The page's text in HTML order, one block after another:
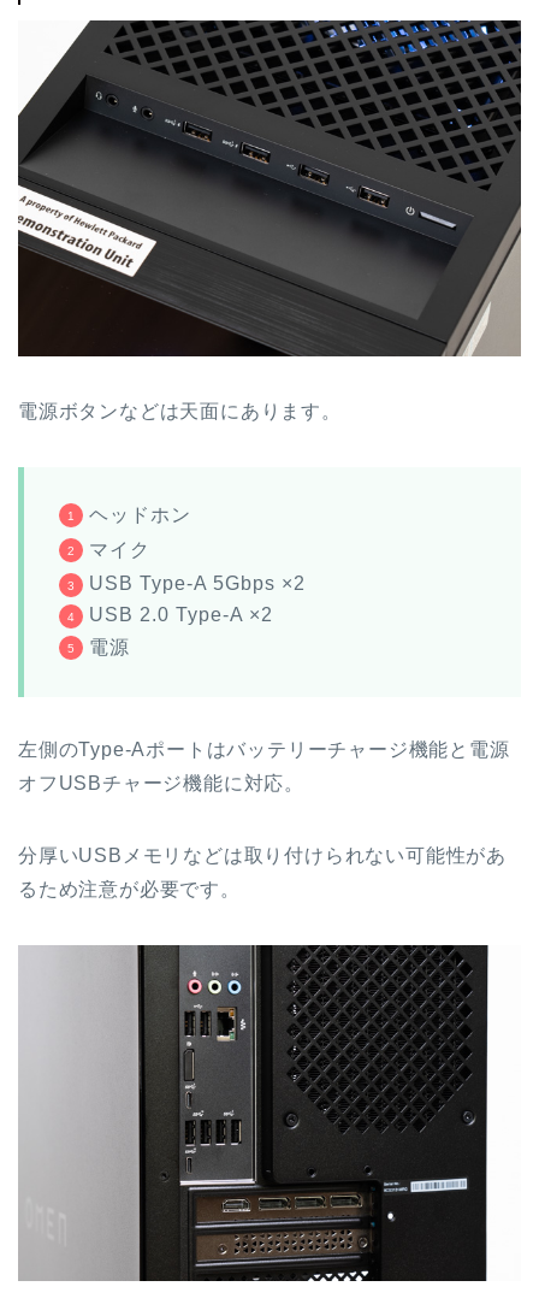
電源ボタンなどは天面にあります。
ヘッドホン
マイク
USB Type-A 5Gbps ×2
USB 2.0 Type-A ×2
電源
左側のType-Aポートはバッテリーチャージ機能と電源
オフUSBチャージ機能に対応。
分厚いUSBメモリなどは取り付けられない可能性があ
るため注意が必要です。